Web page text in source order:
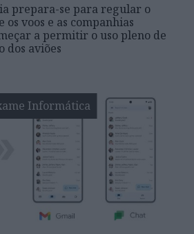
prepara-se para regular o
os voos e as companhias
a permitir o uso pleno de
dos aviões
Informática